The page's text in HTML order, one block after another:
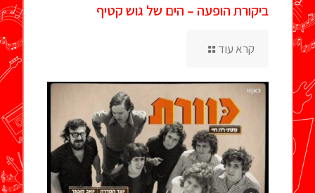
ביקורת הופעה – הים של גוש קטיף
קרא עוד